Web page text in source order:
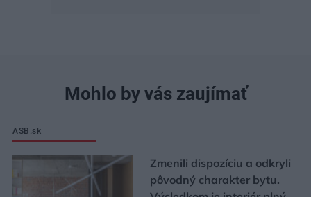
Mohlo by vás zaujímať
ASB.sk
Zmenili dispozíciu a odkryli
pôvodný charakter bytu.